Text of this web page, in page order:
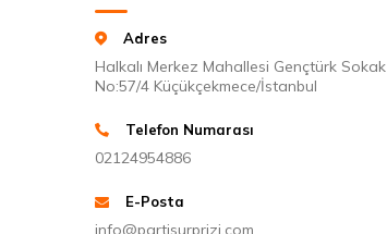
Adres
Halkalı Merkez Mahallesi Gençtürk Sokak
No:57/4 Küçükçekmece/İstanbul
Telefon Numarası
02124954886
E-Posta
info@partisurprizi.com